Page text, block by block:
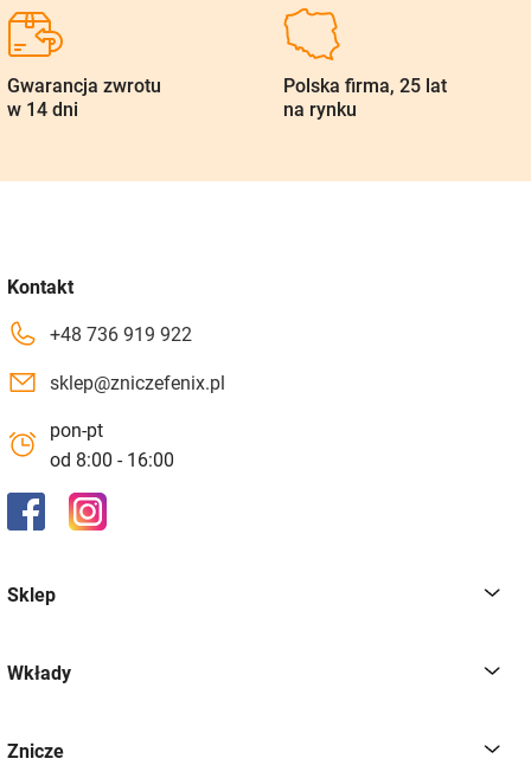
Gwarancja zwrotu
w 14 dni
Polska firma, 25 lat
na rynku
Kontakt
+48 736 919 922
sklep@zniczefenix.pl
pon-pt
od 8:00 - 16:00
Sklep
Wkłady
Znicze